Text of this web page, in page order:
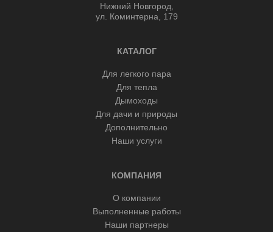
Нижний Новгород,
ул. Коминтерна, 179
КАТАЛОГ
Для легкого пара
Для тепла
Дымоходы
Для дачи и природы
Дополнительно
Наши услуги
КОМПАНИЯ
О компании
Выполненные работы
Наши партнеры